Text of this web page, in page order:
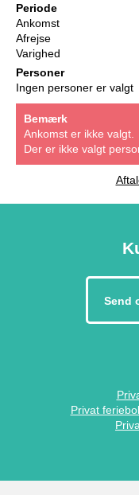
Periode
Ankomst
Afrejse
Varighed
Personer
Ingen personer er valgt
Bemærk
Ankomst er ikke valgt.
Der er ikke valgt
Send
Privat